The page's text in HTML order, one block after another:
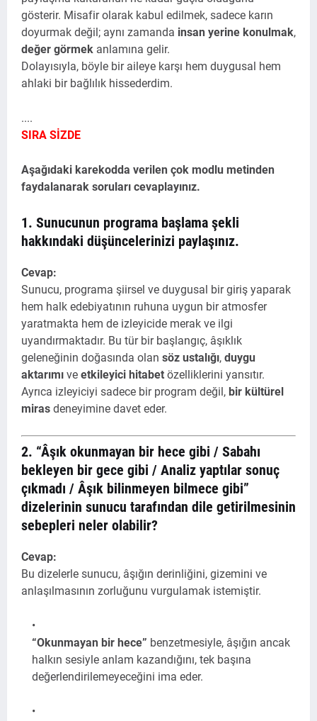
gösterir. Misafir olarak kabul edilmek, sadece karın
doyurmak değil; aynı zamanda insan yerine konulmak,
değer görmek anlamına gelir.
Dolayısıyla, böyle bir aileye karşı hem duygusal hem
ahlaki bir bağlılık hissederdim.
....
SIRA SİZDE
Aşağıdaki karekodda verilen çok modlu metinden
faydalanarak soruları cevaplayınız.
1. Sunucunun programa başlama şekli
hakkındaki düşüncelerinizi paylaşınız.
Cevap:
Sunucu, programa şiirsel ve duygusal bir giriş yaparak
hem halk edebiyatının ruhuna uygun bir atmosfer
yaratmakta hem de izleyicide merak ve ilgi
uyandırmaktadır. Bu tür bir başlangıç, âşıklık
geleneğinin doğasında olan söz ustalığı, duygu
aktarımı ve etkileyici hitabet özelliklerini yansıtır.
Ayrıca izleyiciyi sadece bir program değil, bir kültürel
miras deneyimine davet eder.
2. “Âşık okunmayan bir hece gibi / Sabahı
bekleyen bir gece gibi / Analiz yaptılar sonuç
çıkmadı / Âşık bilinmeyen bilmece gibi”
dizelerinin sunucu tarafından dile getirilmesinin
sebepleri neler olabilir?
Cevap:
Bu dizelerle sunucu, âşığın derinliğini, gizemini ve
anlaşılmasının zorluğunu vurgulamak istemiştir.
“Okunmayan bir hece” benzetmesiyle, âşığın ancak
halkın sesiyle anlam kazandığını, tek başına
değerlendirilemeyeceğini ima eder.